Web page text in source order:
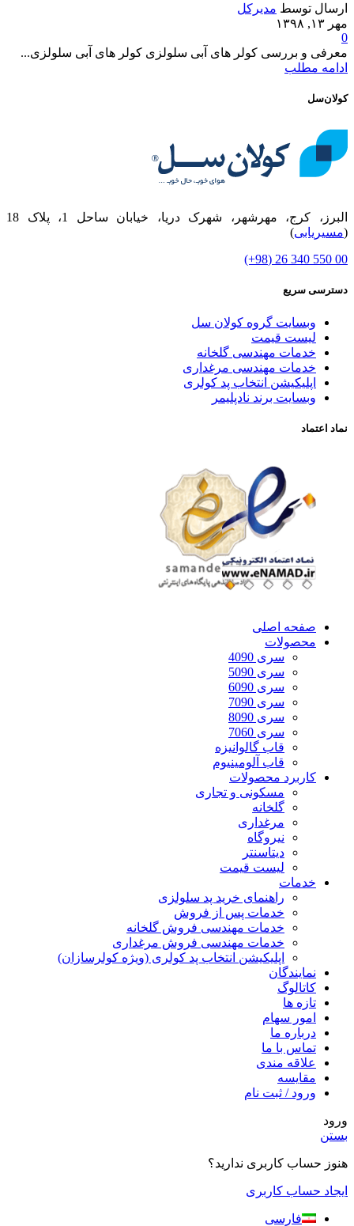
ارسال توسط مدیرکل
مهر ۱۳, ۱۳۹۸
0
معرفی و بررسی کولر های آبی سلولزی کولر های آبی سلولزی...
ادامه مطلب
کولان‌سل
البرز، کرج، مهرشهر، شهرک دریا، خیابان ساحل 1، پلاک 18
(مسیریابی)
00 550 340 26 (98+)
دسترسی سریع
وبسایت گروه کولان سل
لیست قیمت
خدمات مهندسی گلخانه
خدمات مهندسی مرغداری
اپلیکیشن انتخاب پد کولری
وبسایت برند نادپلیمر
نماد اعتماد
صفحه اصلی
محصولات
سری 4090
سری 5090
سری 6090
سری 7090
سری 8090
سری 7060
قاب گالوانیزه
قاب آلومینیوم
کاربرد محصولات
مسکونی و تجاری
گلخانه
مرغداری
نیروگاه
دیتاسنتر
لیست قیمت
خدمات
راهنمای خرید پد سلولزی
خدمات پس از فروش
خدمات مهندسی فروش گلخانه
خدمات مهندسی فروش مرغداری
اپلیکیشن انتخاب پد کولری (ویژه کولرسازان)
نمایندگان
کاتالوگ
تازه ها
امور سهام
درباره ما
تماس با ما
علاقه مندی
مقایسه
ورود / ثبت نام
ورود
بستن
هنوز حساب کاربری ندارید؟
ایجاد حساب کاربری
فارسی